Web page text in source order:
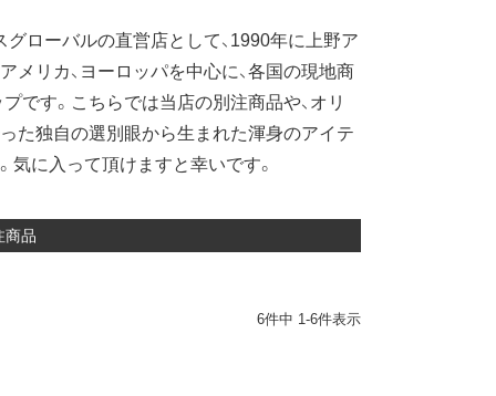
ローバルの直営店として、1990年に上野ア
メリカ、ヨーロッパを中心に、各国の現地商
です。こちらでは当店の別注商品や、オリ
た独自の選別眼から生まれた渾身のアイテ
気に入って頂けますと幸いです。
商品
6件中 1-6件表示